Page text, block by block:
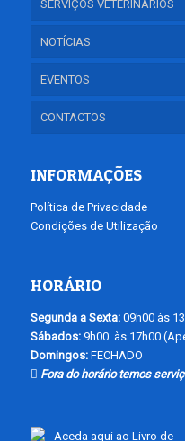
SERVIÇOS VETERINÁRIOS
NOTÍCIAS
EVENTOS
CONTACTOS
INFORMAÇÕES
Política de Privacidade
Condições de Utilização
HORÁRIO
Segunda a Sexta:09h00 às
Sábados:9h00 às 17h00
Domingos:FECHADO
Fora do horário temos
Aceda aqui ao Livro de